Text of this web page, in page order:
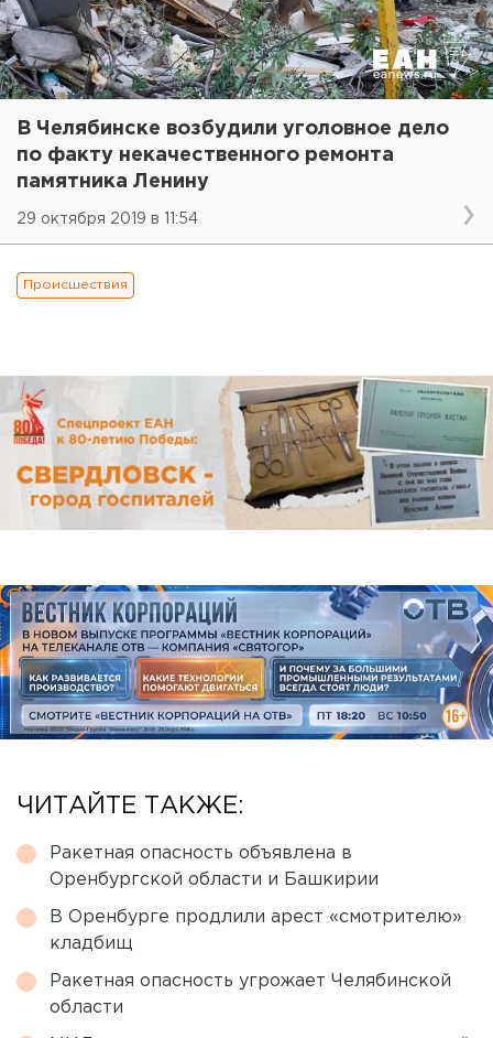
В Челябинске возбудили уголовное дело
по факту некачественного ремонта
памятника Ленину
29 октября 2019 в 11:54
Происшествия
ЧИТАЙТЕ ТАКЖЕ:
Ракетная опасность объявлена в
Оренбургской области и Башкирии
В Оренбурге продлили арест «смотрителю»
кладбищ
Ракетная опасность угрожает Челябинской
области